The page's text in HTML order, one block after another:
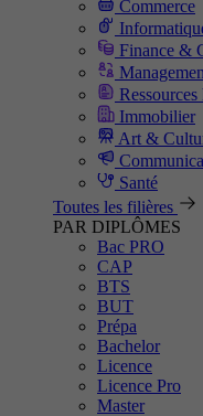
Commerce
Finance &
Immobilier
Art &
Santé
Toutes les filières
PAR DIPLÔMES
Bac PRO
CAP
BTS
BUT
Prépa
Bachelor
Licence
Licence Pro
Master